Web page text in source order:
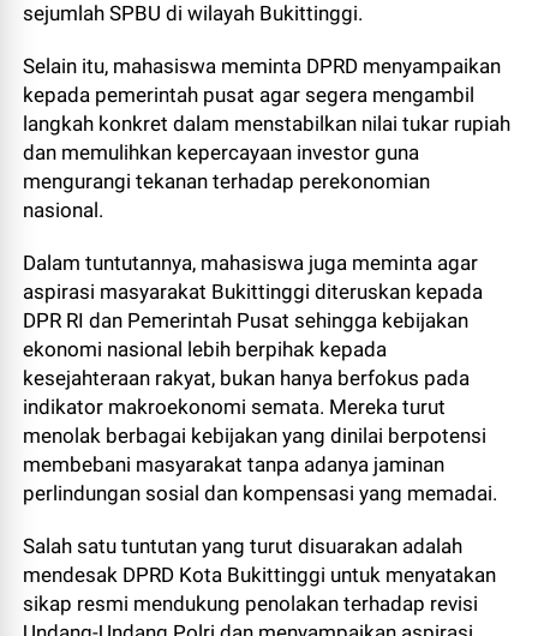
sejumlah SPBU di wilayah Bukittinggi.
Selain itu, mahasiswa meminta DPRD menyampaikan
kepada pemerintah pusat agar segera mengambil
langkah konkret dalam menstabilkan nilai tukar rupiah
dan memulihkan kepercayaan investor guna
mengurangi tekanan terhadap perekonomian
nasional.
Dalam tuntutannya, mahasiswa juga meminta agar
aspirasi masyarakat Bukittinggi diteruskan kepada
DPR RI dan Pemerintah Pusat sehingga kebijakan
ekonomi nasional lebih berpihak kepada
kesejahteraan rakyat, bukan hanya berfokus pada
indikator makroekonomi semata. Mereka turut
menolak berbagai kebijakan yang dinilai berpotensi
membebani masyarakat tanpa adanya jaminan
perlindungan sosial dan kompensasi yang memadai.
Salah satu tuntutan yang turut disuarakan adalah
mendesak DPRD Kota Bukittinggi untuk menyatakan
sikap resmi mendukung penolakan terhadap revisi